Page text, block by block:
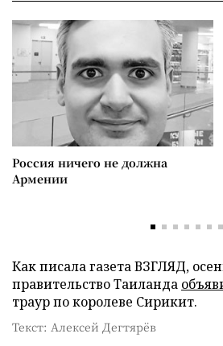
Россия ничего не должна
Армении
Как писала газета ВЗГЛЯД,
правительство Таиланда
траур по королеве Сирикит.
Текст: Алексей Дегтярёв